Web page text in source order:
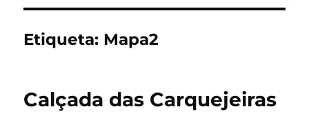
Etiqueta: Mapa2
Calçada das Carquejeiras